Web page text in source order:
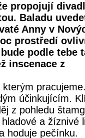
propojují
Baladu
Anny v
prostředí
podle tebe
inscenace z
účinkujícím.
z pohledu
a žíznivé
hoduje pečínku.